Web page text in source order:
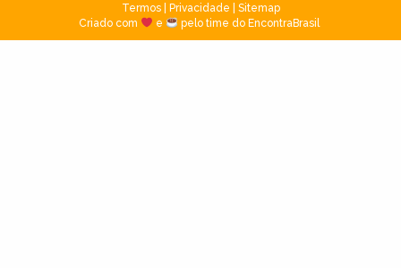
Termos| Privacidade
Sitemap
Criado com
e pelo time do EncontraBrasil